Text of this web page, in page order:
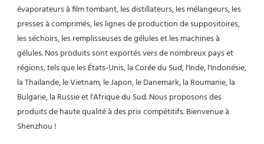
évaporateurs à film tombant, les distillateurs, les mélangeurs, les
presses à comprimés, les lignes de production de suppositoires,
les séchoirs, les remplisseuses de gélules et les machines à
gélules. Nos produits sont exportés vers de nombreux pays et
régions, tels que les États-Unis, la Corée du Sud, l'Inde, l'Indonésie,
la Thaïlande, le Vietnam, le Japon, le Danemark, la Roumanie, la
Bulgarie, la Russie et l'Afrique du Sud. Nous proposons des
produits de haute qualité à des prix compétitifs. Bienvenue à
Shenzhou !